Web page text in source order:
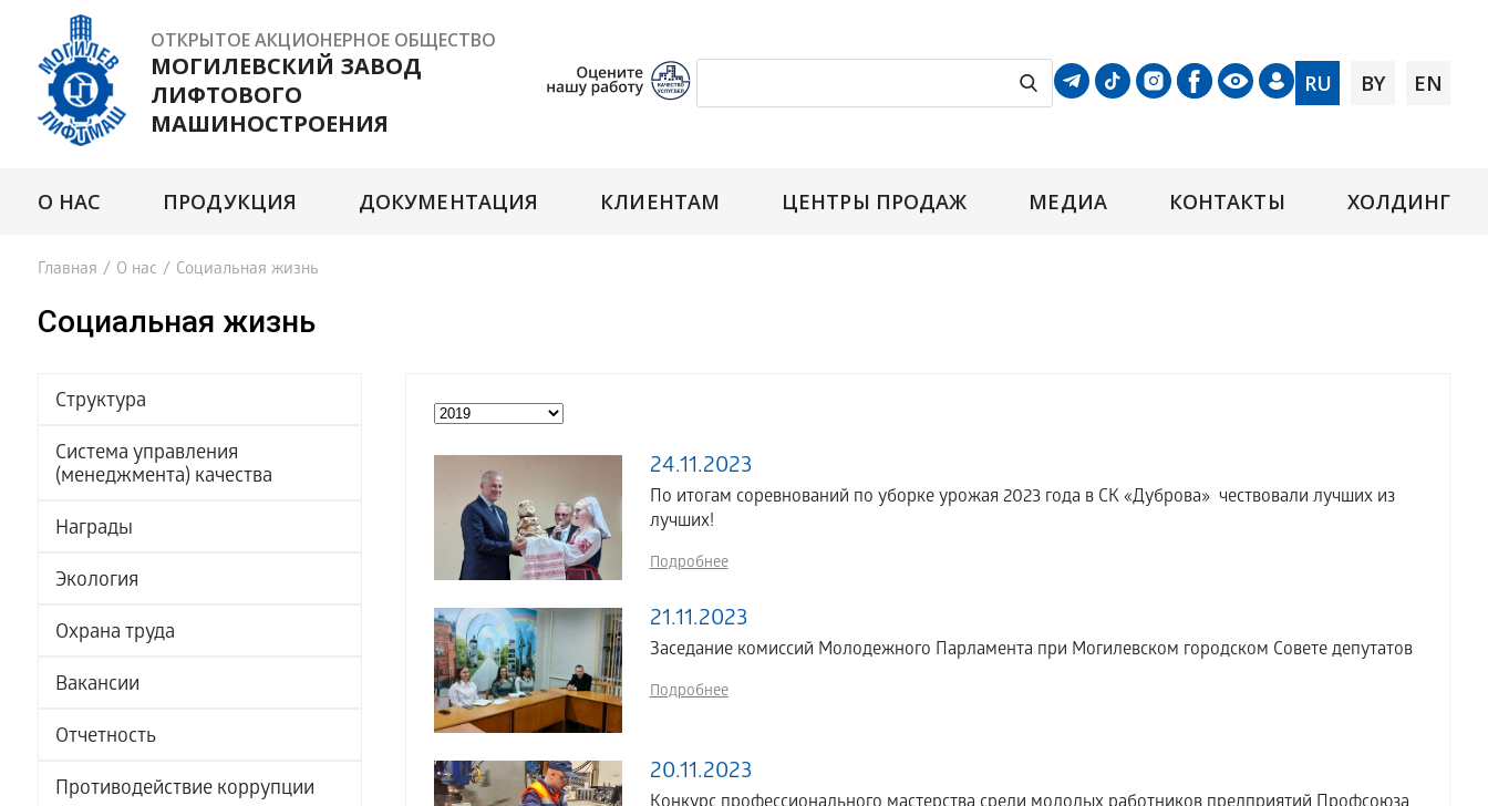
ОТКРЫТОЕ АКЦИОНЕРНОЕ ОБЩЕСТВО
МОГИЛЕВСКИЙ ЗАВОД
ЛИФТОВОГО
МАШИНОСТРОЕНИЯ
RU BY EN
О НАС ПРОДУКЦИЯ ДОКУМЕНТАЦИЯ КЛИЕНТАМ ЦЕНТРЫ ПРОДАЖ МЕДИА КОНТАКТЫ ХОЛДИНГ
Главная / О нас / Социальная жизнь
Социальная жизнь
Структура
Система управления
(менеджмента) качества
Награды
Экология
Охрана труда
Вакансии
Отчетность
Противодействие коррупции
24.11.2023
По итогам соревнований по уборке урожая 2023 года в СК «Дуброва» чествовали лучших из
лучших!
Подробнее
21.11.2023
Заседание комиссий Молодежного Парламента при Могилевском городском Совете депутатов
Подробнее
20.11.2023